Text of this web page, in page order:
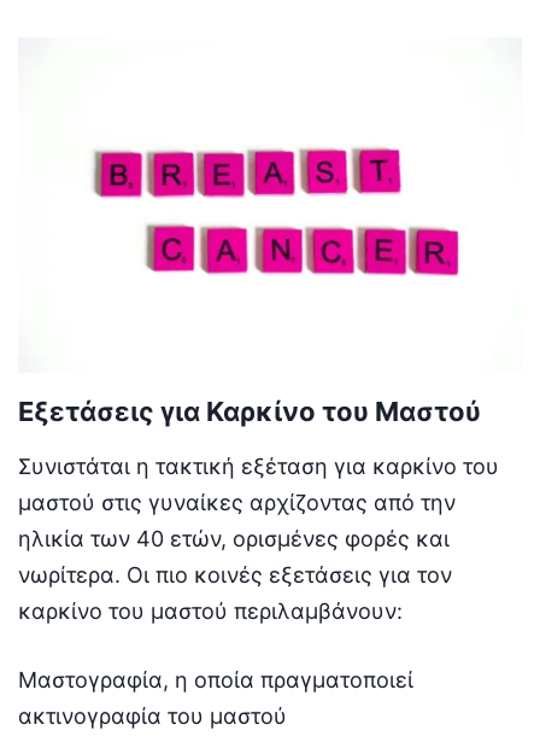
Εξετάσεις για Καρκίνο του Μαστού
Συνιστάται η τακτική εξέταση για καρκίνο του
μαστού στις γυναίκες αρχίζοντας από την
ηλικία των 40 ετών, ορισμένες φορές και
νωρίτερα. Οι πιο κοινές εξετάσεις για τον
καρκίνο του μαστού περιλαμβάνουν:
Μαστογραφία, η οποία πραγματοποιεί
ακτινογραφία του μαστού